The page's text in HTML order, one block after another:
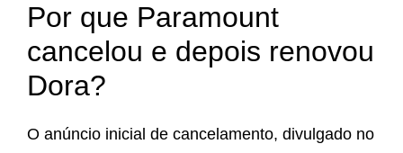
Por que Paramount
cancelou e depois renovou
Dora?
O anúncio inicial de cancelamento, divulgado no